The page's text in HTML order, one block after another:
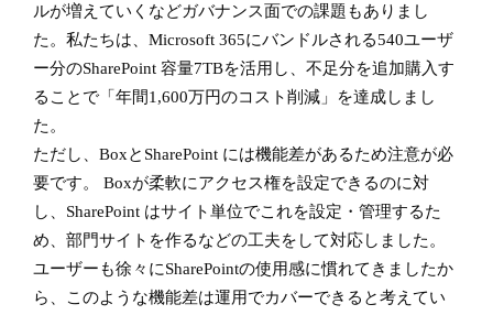
ルが増えていくなどガバナンス面での課題もありまし
た。私たちは、Microsoft 365にバンドルされる540ユーザ
ー分のSharePoint 容量7TBを活用し、不足分を追加購入す
ることで「年間1,600万円のコスト削減」を達成しまし
た。
ただし、BoxとSharePoint には機能差があるため注意が必
要です。 Boxが柔軟にアクセス権を設定できるのに対
し、SharePoint はサイト単位でこれを設定・管理するた
め、部門サイトを作るなどの工夫をして対応しました。
ユーザーも徐々にSharePointの使用感に慣れてきましたか
ら、このような機能差は運用でカバーできると考えてい